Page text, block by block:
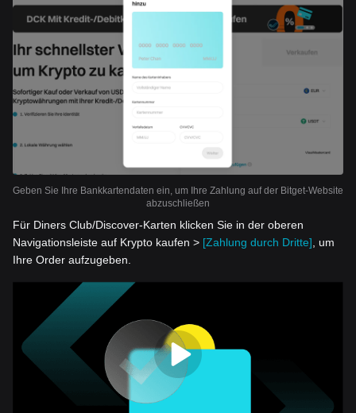
Geben Sie Ihre Bankkartendaten ein, um Ihre Zahlung auf der Bitget-Website
abzuschließen
Für Diners Club/Discover-Karten klicken Sie in der oberen
Navigationsleiste auf Krypto kaufen > [Zahlung durch Dritte], um
Ihre Order aufzugeben.